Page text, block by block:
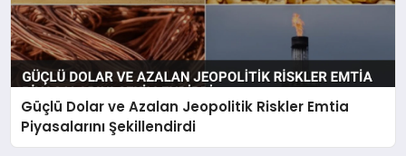
EKONOMI
SANAT
POLITIKA
Güçlü Dolar ve Azalan Jeopolitik Riskler Emtia
Piyasalarını Şekillendirdi